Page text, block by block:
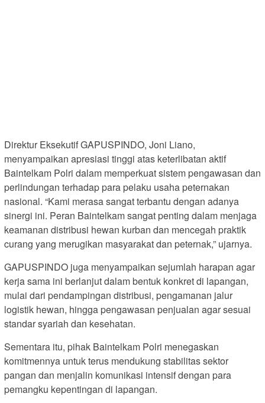
Direktur Eksekutif GAPUSPINDO, Joni Liano,
menyampaikan apresiasi tinggi atas keterlibatan aktif
Baintelkam Polri dalam memperkuat sistem pengawasan dan
perlindungan terhadap para pelaku usaha peternakan
nasional. “Kami merasa sangat terbantu dengan adanya
sinergi ini. Peran Baintelkam sangat penting dalam menjaga
keamanan distribusi hewan kurban dan mencegah praktik
curang yang merugikan masyarakat dan peternak,” ujarnya.
GAPUSPINDO juga menyampaikan sejumlah harapan agar
kerja sama ini berlanjut dalam bentuk konkret di lapangan,
mulai dari pendampingan distribusi, pengamanan jalur
logistik hewan, hingga pengawasan penjualan agar sesuai
standar syariah dan kesehatan.
Sementara itu, pihak Baintelkam Polri menegaskan
komitmennya untuk terus mendukung stabilitas sektor
pangan dan menjalin komunikasi intensif dengan para
pemangku kepentingan di lapangan.